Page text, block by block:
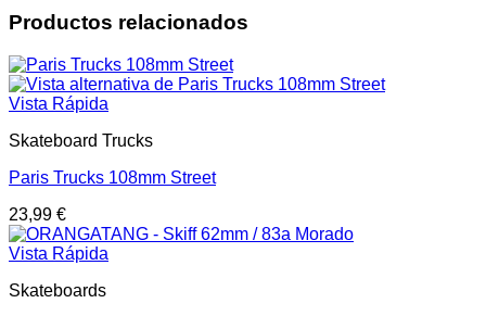
Productos relacionados
Vista Rápida
Skateboard Trucks
Paris Trucks 108mm Street
23,99 €
Vista Rápida
Skateboards